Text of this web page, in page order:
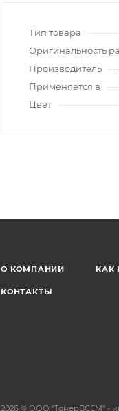
Тип товара
Оригинальность
Производитель
Применяется в
Цвет
О КОМПАНИИ КАК
КОНТАКТЫ
2026 © ООО "ТонерВСЕМ" -